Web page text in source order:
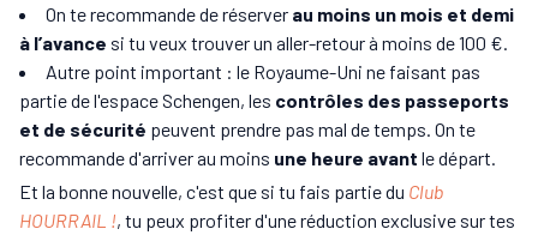
On te recommande de réserver au moins un mois et demi
à l’avance si tu veux trouver un aller-retour à moins de 100 €.
Autre point important : le Royaume-Uni ne faisant pas
partie de l'espace Schengen, les contrôles des passeports
et de sécurité peuvent prendre pas mal de temps. On te
recommande d'arriver au moins une heure avant le départ.
Et la bonne nouvelle, c'est que si tu fais partie du Club
HOURRAIL !, tu peux profiter d'une réduction exclusive sur tes